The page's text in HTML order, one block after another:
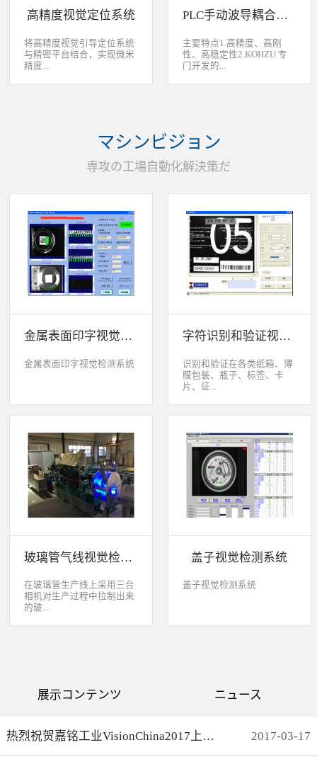
量，识别。视觉向导机器人
度固定设备；2、无需工具
转换即能处理多种类型的工
件；3、防止意外的机器人
括：1、自动堆垛和卸垛；
高精度视觉定位系统
将高精度视觉引导定位系统
与精密平台结合，实现微米
精度...
动定位和对准应用等。
PLC手动波导耦合系统
主要特点1.高精度、高刚
性、高稳定性2.KOHZU 专
门开发的...
部分机构本地化生产满足系
统性能同时，也节约成本5.
求制定系统手动调节平台
マシンビジョン
専攻の工場自動化解決策だ
金属表面印字视觉检测系统
金属表面印字视觉检测系统
字符识别和验证视觉检测系统
识别和验证在各类纸箱、薄
膜包装、瓶子、标签、卡
片、证...
打印或热移印的数字、字
母、符号，检测喷码或打印
缺失、错喷、漏喷等缺陷。
采检测速度可达每秒20件产
品以上。该系统可广泛应用
于各种产品生产日期、批
号、产品代码打印品质检测
以及字符数字读取验证等。
玻璃管气线视觉检测系统
在玻璃管生产线上采用三台
相机对生产过程中拉制出来
的玻...
产速度最快是每分钟150
米。
盖子视觉检测系统
盖子视觉检测系统
展示コンテンツ ニュース
热烈祝贺嘉铭工业VisionChina2017上海光博会完满结束 2017-03-17